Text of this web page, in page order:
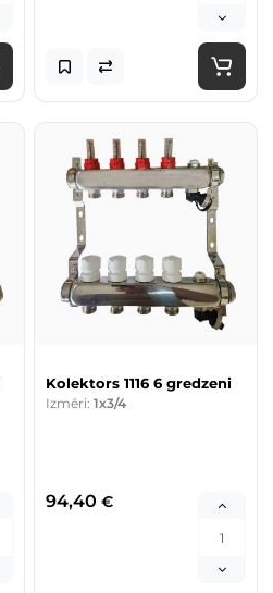
Kolektors 1116 6 gredzeni
Izmēri: 1x3/4
94,40 €